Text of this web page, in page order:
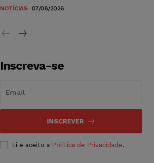
NOTÍCIAS 07/08/2026
Inscreva-se
INSCREVER
Li e aceito a Política de Privacidade.